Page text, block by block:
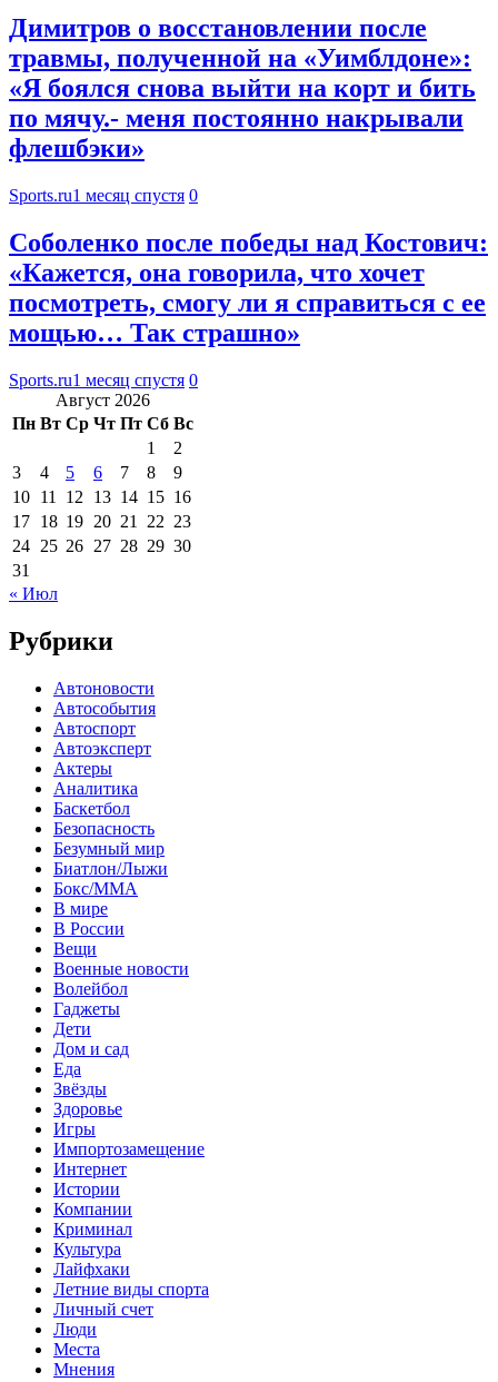
Димитров о восстановлении после
травмы, полученной на «Уимблдоне»:
«Я боялся снова выйти на корт и бить
по мячу.- меня постоянно накрывали
флешбэки»
Sports.ru1 месяц спустя 0
Соболенко после победы над Костович:
«Кажется, она говорила, что хочет
посмотреть, смогу ли я справиться с ее
мощью… Так страшно»
Sports.ru1 месяц спустя 0
Август 2026
Пн Вт Ср Чт Пт Сб Вс
1
2
3
4 5 6 7 8
9
10 11 12 13 14 15 16
17 18 19 20 21 22 23
24 25 26 27 28 29 30
31
« Июл
Рубрики
Автоновости
Автособытия
Автоспорт
Автоэксперт
Актеры
Аналитика
Баскетбол
Безопасность
Безумный мир
Биатлон/Лыжи
Бокс/MMA
В мире
В России
Вещи
Военные новости
Волейбол
Гаджеты
Дети
Дом и сад
Еда
Звёзды
Здоровье
Игры
Импортозамещение
Интернет
Истории
Компании
Криминал
Культура
Лайфхаки
Летние виды спорта
Личный счет
Люди
Места
Мнения